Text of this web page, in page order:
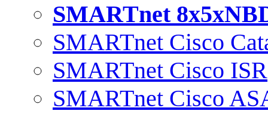
SMARTnet
SMARTnet Cisco
SMARTnet Cisco ISR
SMARTnet Cisco